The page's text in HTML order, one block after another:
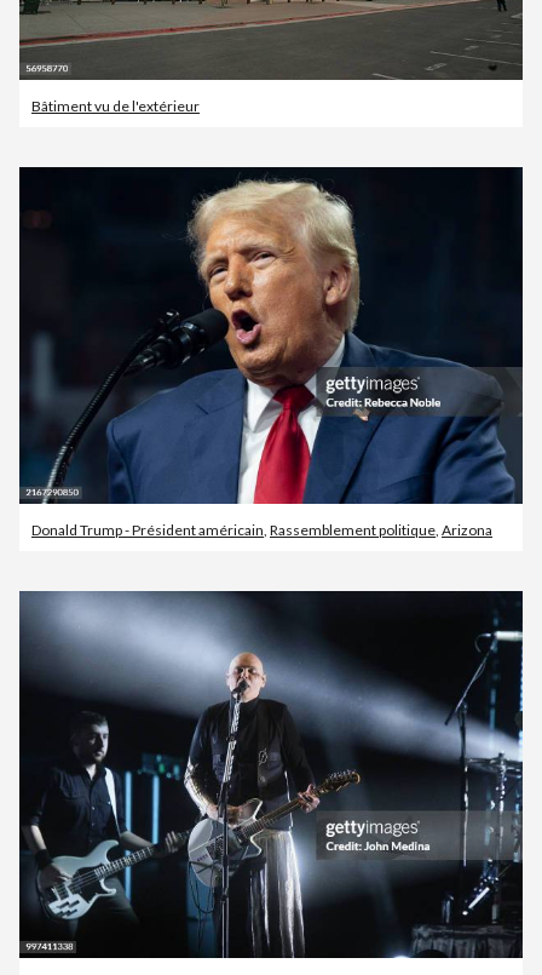
Bâtiment vu de l'extérieur
Donald Trump - Président américain Rassemblement politique Arizona